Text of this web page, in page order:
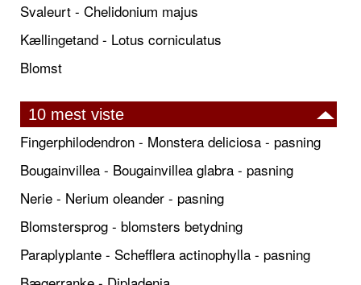
Svaleurt - Chelidonium majus
Kællingetand - Lotus corniculatus
Blomst
10 mest viste
Fingerphilodendron - Monstera deliciosa - pasning
Bougainvillea - Bougainvillea glabra - pasning
Nerie - Nerium oleander - pasning
Blomstersprog - blomsters betydning
Paraplyplante - Schefflera actinophylla - pasning